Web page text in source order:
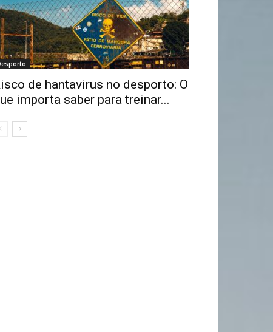
de hantavirus no desporto: O
importa saber para treinar...